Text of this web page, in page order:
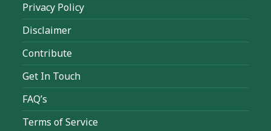
Privacy Policy
Disclaimer
Contribute
Get In Touch
FAQ’s
Terms of Service